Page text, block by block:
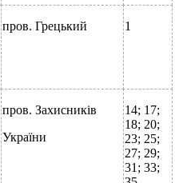
пров. Грецький 1
пров. Захисників
України
14; 17;
18; 20;
23; 25;
27; 29;
31; 33;